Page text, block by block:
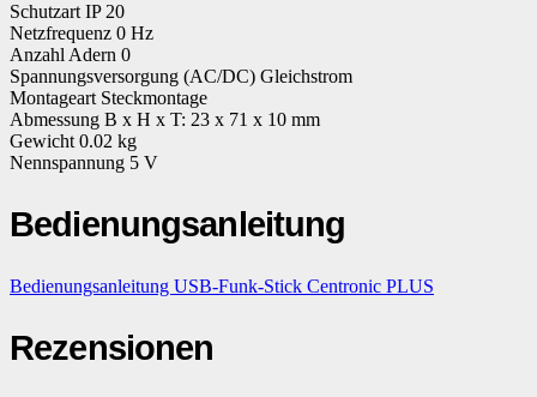
Schutzart IP 20
Netzfrequenz 0 Hz
Anzahl Adern 0
Spannungsversorgung (AC/DC) Gleichstrom
Montageart Steckmontage
Abmessung B x H x T: 23 x 71 x 10 mm
Gewicht 0.02 kg
Nennspannung 5 V
Bedienungsanleitung
Bedienungsanleitung USB-Funk-Stick Centronic PLUS
Rezensionen